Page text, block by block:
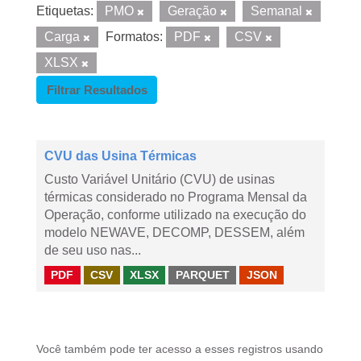
Etiquetas: PMO Geração
Semanal
Carga
Formatos: PDF
CSV
XLSX
Filtrar Resultados
CVU das Usina Térmicas
Custo Variável Unitário (CVU) de usinas
térmicas considerado no Programa Mensal da
Operação, conforme utilizado na execução do
modelo NEWAVE, DECOMP, DESSEM, além
de seu uso nas...
PDF CSV XLSX PARQUET JSON
Você também pode ter acesso a esses registros usando